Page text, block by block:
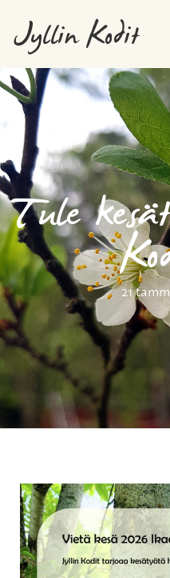
Jyllin Kodit
Tule
21